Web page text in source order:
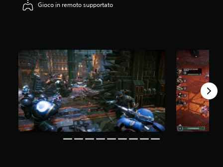
Gioco in remoto supportato